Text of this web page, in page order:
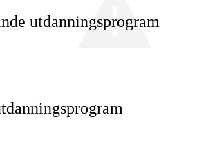
utdanningsprogram